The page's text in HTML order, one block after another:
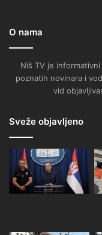
O nama
Niš TV je
poznatih novinara i
vid
Sveže objavljeno